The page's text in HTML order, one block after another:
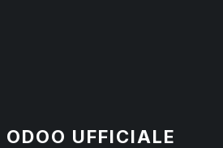
ODOO UFFICIALE